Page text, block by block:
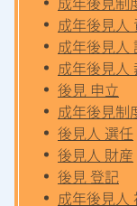
成年後見人
成年後見人
成年後見人
後見 申立
成年後見制
後見人 選任
後見人 財産
後見 登記
成年後見人